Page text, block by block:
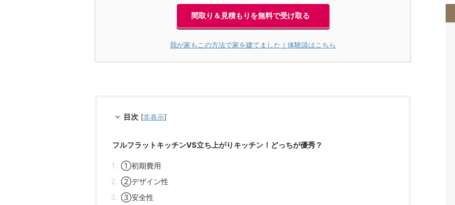
間取り＆見積もりを無料で受け取る
我が家もこの方法で家を建てました｜体験談はこちら
目次 [非表示]
フルフラットキッチンVS立ち上がりキッチン！どっちが優秀？
①初期費用
②デザイン性
③安全性